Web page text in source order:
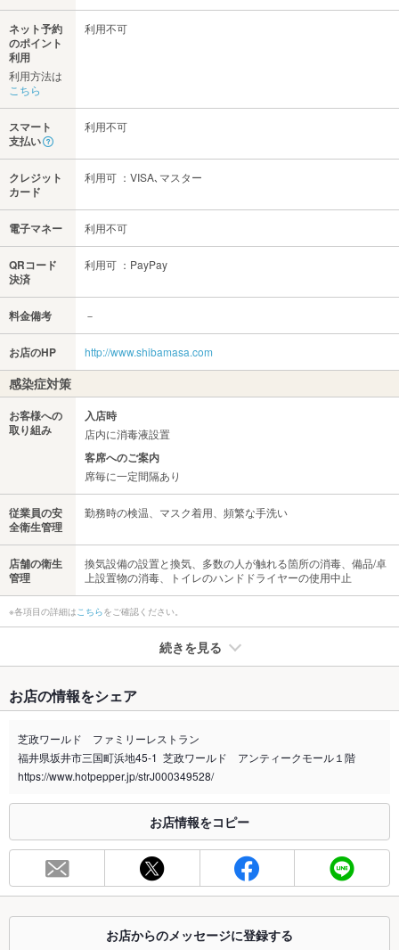
ネット予約
のポイント
利用
利用方法は
こちら
利用不可
スマート
支払い
利用不可
クレジット
カード
利用可 ：VISA､マスター
電子マネー 利用不可
QRコード
決済
利用可 ：PayPay
料金備考 －
お店のHP http://www.shibamasa.com
感染症対策
お客様への
取り組み
入店時
店内に消毒液設置
客席へのご案内
席毎に一定間隔あり
従業員の安
全衛生管理
勤務時の検温、マスク着用、頻繁な手洗い
店舗の衛生
管理
換気設備の設置と換気、多数の人が触れる箇所の消毒、備品/卓
上設置物の消毒、トイレのハンドドライヤーの使用中止
※各項目の詳細はこちらをご確認ください。
続きを見る
禁煙・喫煙
全席禁煙
ます。
喫煙専用室 なし
お席
総席数 150席(時期や団体予約等により前後します。)
最大宴会収
－
お店の情報をシェア
芝政ワールド ファミリーレストラン
福井県坂井市三国町浜地45-1 芝政ワールド アンティークモール１階
https://www.hotpepper.jp/strJ000349528/
お店情報をコピー
お店からのメッセージに登録する